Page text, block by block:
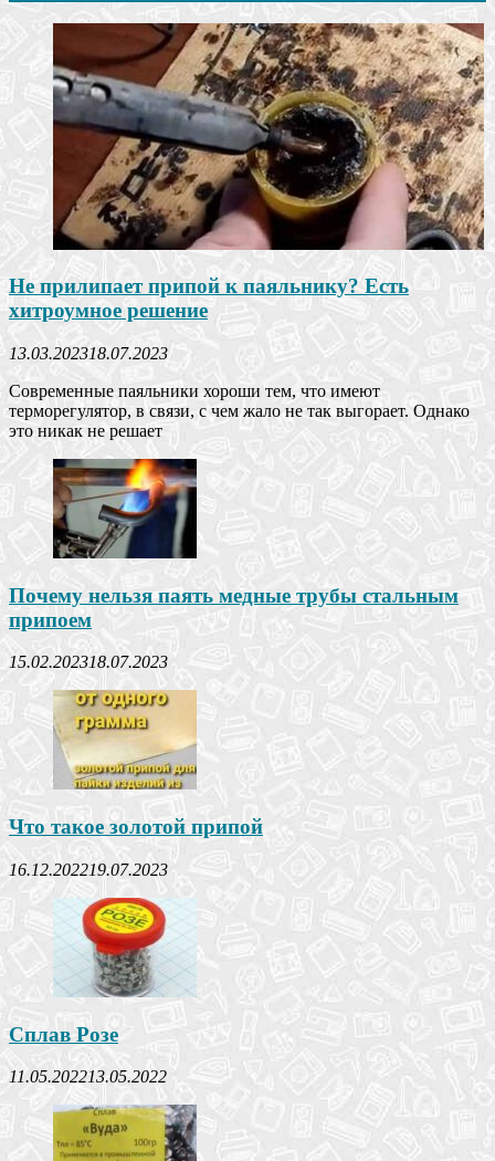
Не прилипает припой к паяльнику? Есть
хитроумное решение
13.03.202318.07.2023
Современные паяльники хороши тем, что имеют
терморегулятор, в связи, с чем жало не так выгорает. Однако
это никак не решает
Почему нельзя паять медные трубы стальным
припоем
15.02.202318.07.2023
Что такое золотой припой
16.12.202219.07.2023
Сплав Розе
11.05.202213.05.2022